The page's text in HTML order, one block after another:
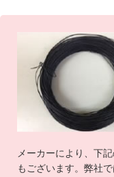
メーカーにより、下
もございます。弊社